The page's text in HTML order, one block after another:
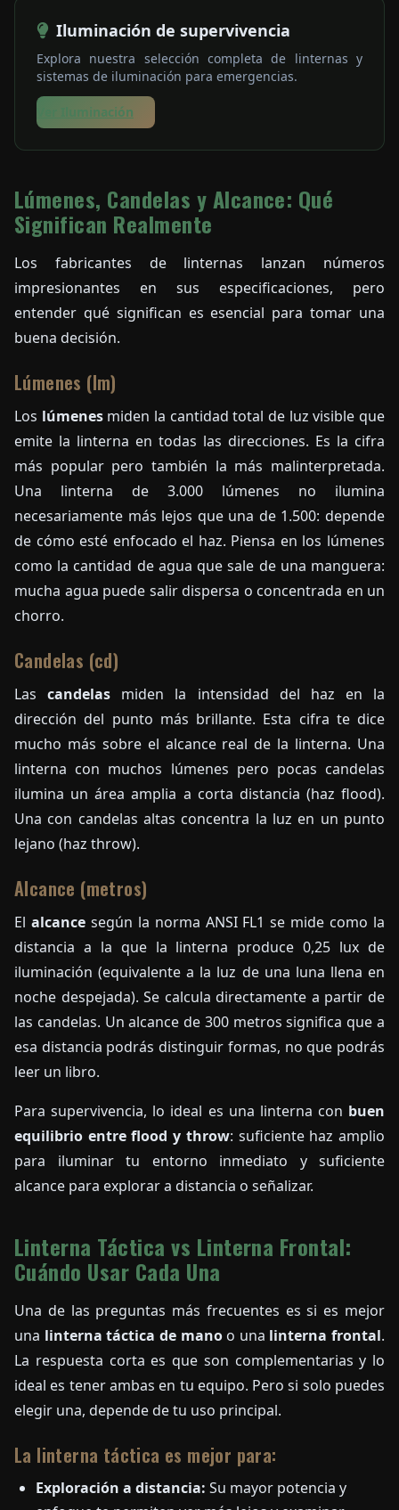
Iluminación de supervivencia
Explora nuestra selección completa de linternas y
sistemas de iluminación para emergencias.
Ver Iluminación
Lúmenes, Candelas y Alcance: Qué
Significan Realmente
Los fabricantes de linternas lanzan números
impresionantes en sus especificaciones, pero
entender qué significan es esencial para tomar una
buena decisión.
Lúmenes (lm)
Los lúmenesmiden la cantidad total de luz visible que
emite la linterna en todas las direcciones. Es la cifra
más popular pero también la más malinterpretada.
Una linterna de 3.000 lúmenes no ilumina
necesariamente más lejos que una de 1.500: depende
de cómo esté enfocado el haz. Piensa en los lúmenes
como la cantidad de agua que sale de una manguera:
mucha agua puede salir dispersa o concentrada en un
chorro.
Candelas (cd)
Lascandelas miden la intensidad del haz en la
dirección del punto más brillante. Esta cifra te dice
mucho más sobre el alcance real de la linterna. Una
linterna con muchos lúmenes pero pocas candelas
ilumina un área amplia a corta distancia (haz flood).
Una con candelas altas concentra la luz en un punto
lejano (haz throw).
Alcance (metros)
El alcancesegún la norma ANSI FL1 se mide como la
distancia a la que la linterna produce 0,25 lux de
iluminación (equivalente a la luz de una luna llena en
noche despejada). Se calcula directamente a partir de
las candelas. Un alcance de 300 metros significa que a
esa distancia podrás distinguir formas, no que podrás
leer un libro.
Para supervivencia, lo ideal es una linterna con buen
equilibrio entre flood y throw: suficiente haz amplio
para iluminar tu entorno inmediato y suficiente
alcance para explorar a distancia o señalizar.
Linterna Táctica vs Linterna Frontal:
Cuándo Usar Cada Una
Una de las preguntas más frecuentes es si es mejor
una linterna táctica de manoo una linterna frontal.
La respuesta corta es que son complementarias y lo
ideal es tener ambas en tu equipo. Pero si solo puedes
elegir una, depende de tu uso principal.
La linterna táctica es mejor para:
Exploración a distancia: Su mayor potencia y